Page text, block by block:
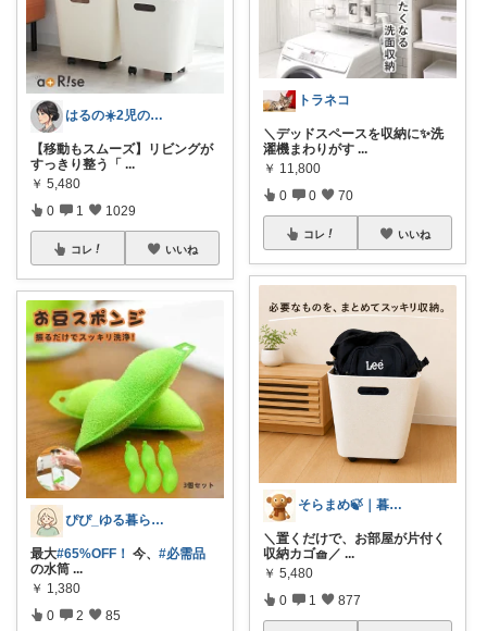
はるの☀️2児のママ𓂃◌𓈒𓐍
【移動もスムーズ】リビングが
すっきり整う「 ...
￥ 5,480
0 1 1029
コレ いいね
ぴぴ_ゆる暮らし🌿
最大#65%OFF！ 今、 #必需品
の水筒 ...
￥ 1,380
0 2 85
トラネコ
＼デッドスペースを収納に✨洗
濯機まわりがす ...
￥ 11,800
0 0 70
コレ いいね
そらまめ🍃｜暮らしの便利グッズ
＼置くだけで、お部屋が片付く
収納カゴ🧺／ ...
￥ 5,480
0 1 877